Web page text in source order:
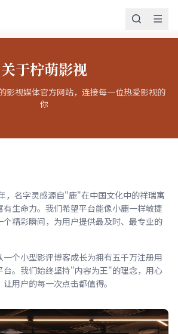
关于柠萌影视
影视媒体官方网站，连接每一位热爱影视的
你
，名字灵感源自"鹿"在中国文化中的祥瑞寓
生命力。我们希望平台能像小鹿一样敏捷
精彩瞬间，为用户提供最及时、最专业的
个小型影评博客成长为拥有五千万注册用
台。我们始终坚持"内容为王"的理念，用心
用户的每一次点击都值得。